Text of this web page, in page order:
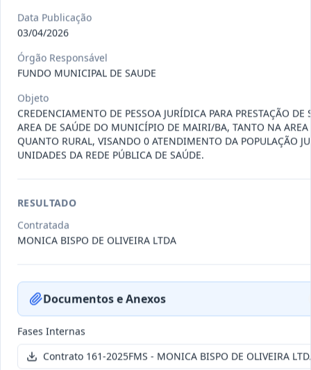
011-
Termo
Inicial
Contratação de empresa especializada
Situação : Encerrado Data :04/08/2026 Ver detalhes
010-
2023
Termo
Constitui o objeto do presente
Situação: Encerrado Data:03/08/2026 Ver detalhes
2023
prestação de serviços de...
Data Publicação
03/04/2026
Órgão Responsável
FUNDO MUNICIPAL DE SAUDE
Objeto
CREDENCIAMENTO DE PESSOA JURÍDICA PARA PRESTAÇÃO DE
AREA DE SAÚDE DO MUNICÍPIO DE MAIRI/BA, TANTO NA
QUANTO RURAL, VISANDO 0 ATENDIMENTO DA POPULAÇÃO
UNIDADES DA REDE PÚBLICA DE SAÚDE.
RESULTADO
Contratada
MONICA BISPO DE OLIVEIRA LTDA
Documentos e Anexos
Fases Internas
Contrato 161-2025FMS - MONICA BISPO DE OLIVEIRA